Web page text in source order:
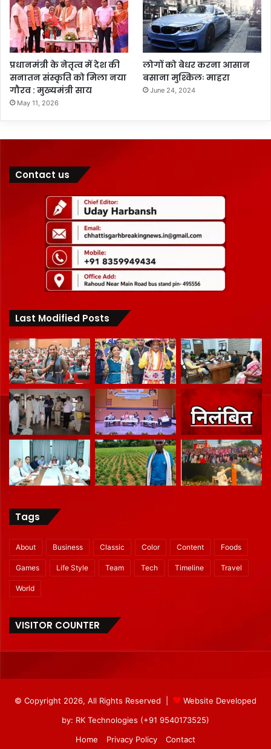
प्रधानमंत्री के नेतृत्व में देश की
सनातन संस्कृति को मिला नया
गौरव : मुख्यमंत्री साय
May 11, 2026
लोगों को बेधर करना आसान
बसाना मुश्किलः माहरा
June 24, 2024
Contact us
Last Modified Posts
Tags
About Business Classic Color Content Foods
Games Life Style Team Tech Timeline Travel
World
VISITOR COUNTER
© Copyright 2026, All Rights Reserved |
Website Developed
by: RK Technologies (+91 9540173525)
Home
Privacy Policy Contact